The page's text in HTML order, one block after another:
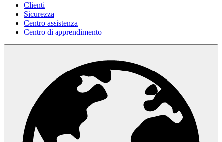
Clienti
Sicurezza
Centro assistenza
Centro di apprendimento